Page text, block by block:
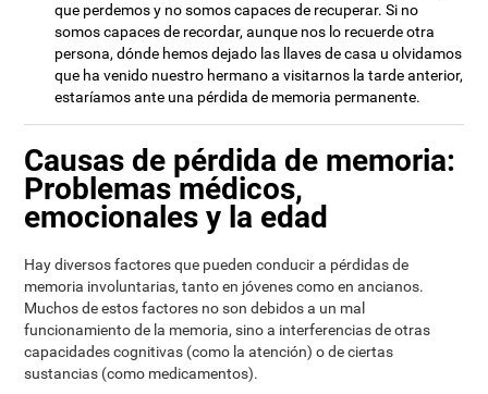
que perdemos y no somos capaces de recuperar. Si no
somos capaces de recordar, aunque nos lo recuerde otra
persona, dónde hemos dejado las llaves de casa u olvidamos
que ha venido nuestro hermano a visitarnos la tarde anterior,
estaríamos ante una pérdida de memoria permanente.
Causas de pérdida de memoria:
Problemas médicos,
emocionales y la edad
Hay diversos factores que pueden conducir a pérdidas de
memoria involuntarias, tanto en jóvenes como en ancianos.
Muchos de estos factores no son debidos a un mal
funcionamiento de la memoria, sino a interferencias de otras
capacidades cognitivas (como la atención) o de ciertas
sustancias (como medicamentos).